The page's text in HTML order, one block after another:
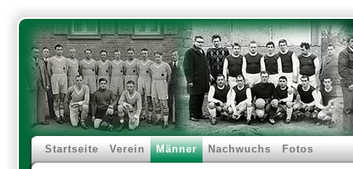
Startseite Verein Männer Nachwuchs Fotos